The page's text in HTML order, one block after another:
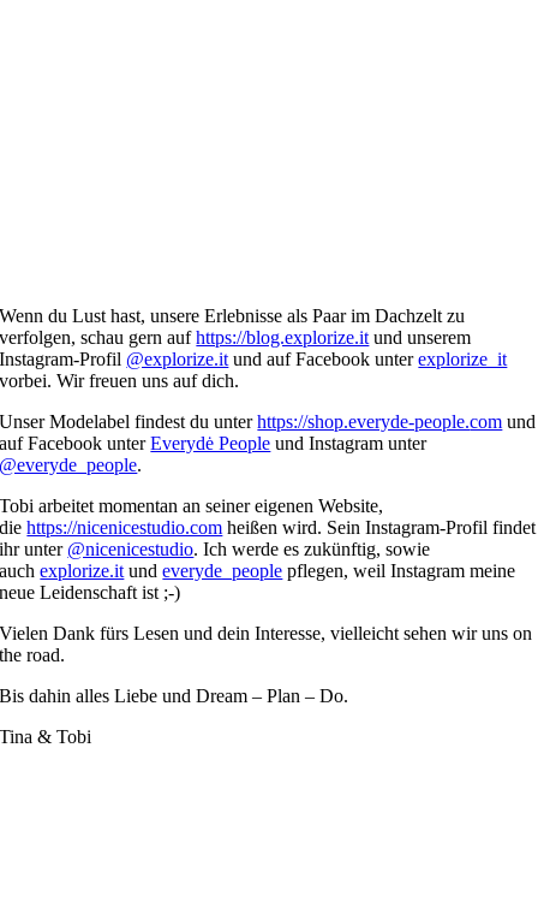
Wenn du Lust hast, unsere Erlebnisse als Paar im Dachzelt zu
verfolgen, schau gern aufhttps://blog.explorize.it und unserem
Instagram-Profil @explorize.it und auf Facebook unterexplorize_it
vorbei. Wir freuen uns auf dich.
Unser Modelabel findest du unterhttps://shop.everyde-people.com und
auf Facebook unterEverydė People und Instagram unter
@everyde_people.
Tobi arbeitet momentan an seiner eigenen Website,
diehttps://nicenicestudio.com heißen wird. Sein Instagram-Profil findet
ihr unter @nicenicestudio. Ich werde es zukünftig, sowie
auchexplorize.it undeveryde_people pflegen, weil Instagram meine
neue Leidenschaft ist ;-)
Vielen Dank fürs Lesen und dein Interesse, vielleicht sehen wir uns on
the road.
Bis dahin alles Liebe und Dream – Plan – Do.
Tina & Tobi